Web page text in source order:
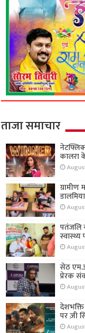
ताजा समाचार
कालरा
पतंजलि
स्वास्थ्य
सेठ
प्रेरक
पर ज़ी